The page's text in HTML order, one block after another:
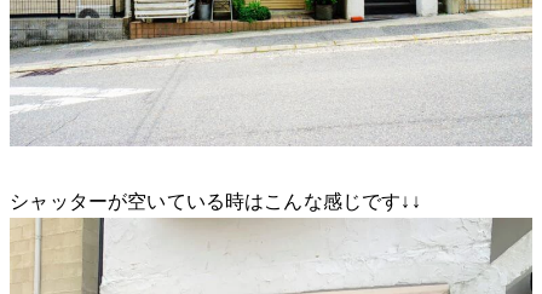
シャッターが空いている時はこんな感じです↓↓